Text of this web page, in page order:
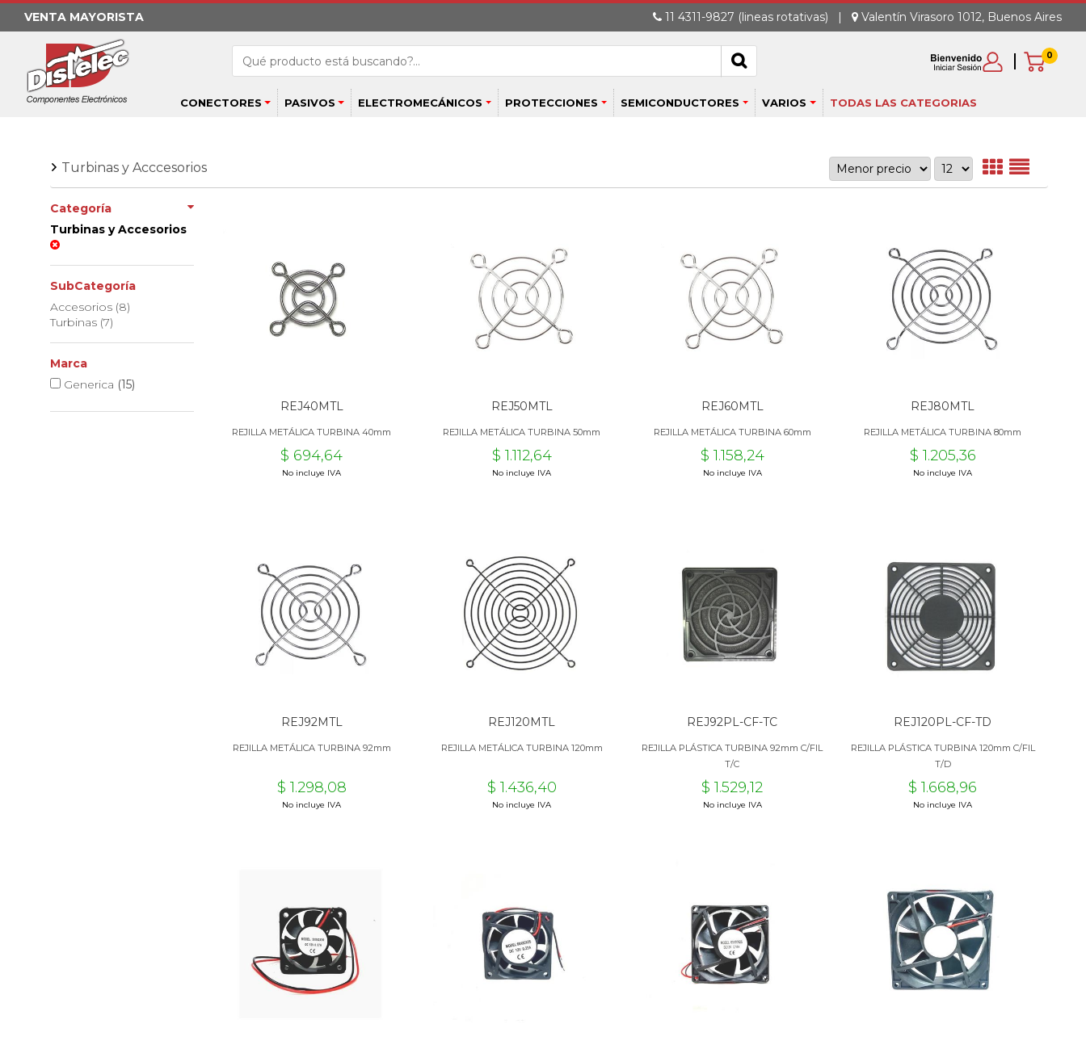
VENTA MAYORISTA 11 4311-9827 (lineas rotativas) | Valentín Virasoro 1012, Buenos Aires
0
CONECTORES PASIVOS ELECTROMECÁNICOS PROTECCIONES SEMICONDUCTORES VARIOS TODAS LAS CATEGORIAS
Turbinas y Acccesorios
Categoría
Turbinas y Accesorios
SubCategoría
Accesorios (8)
Turbinas (7)
Marca
Generica (15)
REJ40MTL
REJILLA METÁLICA TURBINA 40mm
$ 694,64
No incluye IVA
REJ50MTL
REJILLA METÁLICA TURBINA 50mm
$ 1.112,64
No incluye IVA
REJ60MTL
REJILLA METÁLICA TURBINA 60mm
$ 1.158,24
No incluye IVA
REJ80MTL
REJILLA METÁLICA TURBINA 80mm
$ 1.205,36
No incluye IVA
REJ92MTL
REJILLA METÁLICA TURBINA 92mm
$ 1.298,08
No incluye IVA
REJ120MTL
REJILLA METÁLICA TURBINA 120mm
$ 1.436,40
No incluye IVA
REJ92PL-CF-TC
REJILLA PLÁSTICA TURBINA 92mm C/FIL
T/C
$ 1.529,12
No incluye IVA
REJ120PL-CF-TD
REJILLA PLÁSTICA TURBINA 120mm C/FIL
T/D
$ 1.668,96
No incluye IVA